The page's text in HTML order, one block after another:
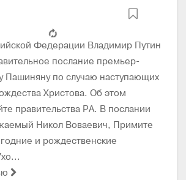
Федерации Владимир Путин
послание премьер-
Пашиняну по случаю наступающих
Христова. Об этом
правительства РА. В послании
Никол Воваевич, Примите
и рождественские